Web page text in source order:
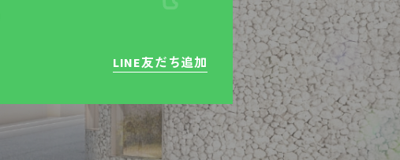
LINE友だち追加